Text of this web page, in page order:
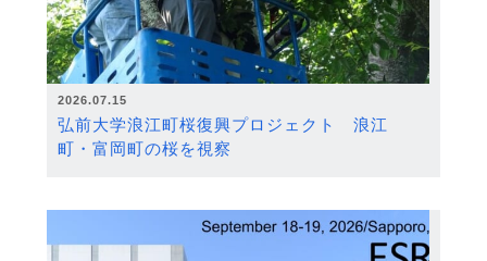
2026.07.15
弘前大学浪江町桜復興プロジェクト 浪江
町・富岡町の桜を視察